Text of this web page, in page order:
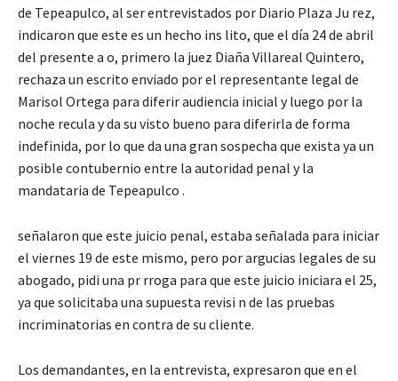
de Tepeapulco, al ser entrevistados por Diario Plaza Ju rez,
indicaron que este es un hecho ins lito, que el día 24 de abril
del presente a o, primero la juez Diaña Villareal Quintero,
rechaza un escrito enviado por el representante legal de
Marisol Ortega para diferir audiencia inicial y luego por la
noche recula y da su visto bueno para diferirla de forma
indefinida, por lo que da una gran sospecha que exista ya un
posible contubernio entre la autoridad penal y la
mandataria de Tepeapulco .
señalaron que este juicio penal, estaba señalada para iniciar
el viernes 19 de este mismo, pero por argucias legales de su
abogado, pidi una pr rroga para que este juicio iniciara el 25,
ya que solicitaba una supuesta revisi n de las pruebas
incriminatorias en contra de su cliente.
Los demandantes, en la entrevista, expresaron que en el